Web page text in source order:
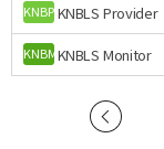
KNBPKNBLS Provider
KNBMKNBLS Monitor